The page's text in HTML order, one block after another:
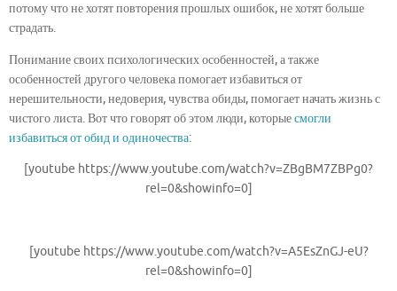
потому что не хотят повторения прошлых ошибок, не хотят больше
страдать.
Понимание своих психологических особенностей, а также
особенностей другого человека помогает избавиться от
нерешительности, недоверия, чувства обиды, помогает начать жизнь с
чистого листа. Вот что говорят об этом люди, которыесмогли
избавиться от обид и одиночества:
[youtube https://www.youtube.com/watch?v=ZBgBM7ZBPg0?
rel=0&showinfo=0]
[youtube https://www.youtube.com/watch?v=A5EsZnGJ-eU?
rel=0&showinfo=0]